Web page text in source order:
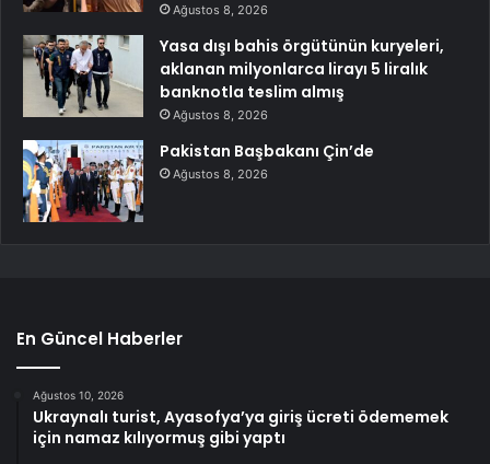
Ağustos 8, 2026
Yasa dışı bahis örgütünün kuryeleri,
aklanan milyonlarca lirayı 5 liralık
banknotla teslim almış
Ağustos 8, 2026
Pakistan Başbakanı Çin’de
Ağustos 8, 2026
En Güncel Haberler
Ağustos 10, 2026
Ukraynalı turist, Ayasofya’ya giriş ücreti ödememek
için namaz kılıyormuş gibi yaptı